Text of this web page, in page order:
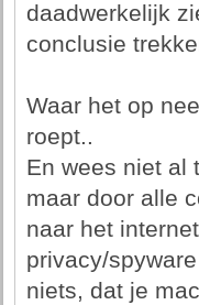
daadwerkelijk
conclusie
Waar het op
roept..
En wees niet al
maar door alle
naar het
privacy/
niets, dat je